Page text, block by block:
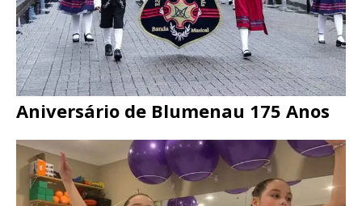
Aniversário de Blumenau 175 Anos